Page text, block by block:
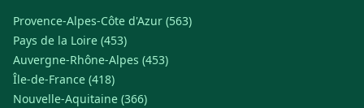
Provence-Alpes-Côte d'Azur (563)
Pays de la Loire (453)
Auvergne-Rhône-Alpes (453)
Île-de-France (418)
Nouvelle-Aquitaine (366)